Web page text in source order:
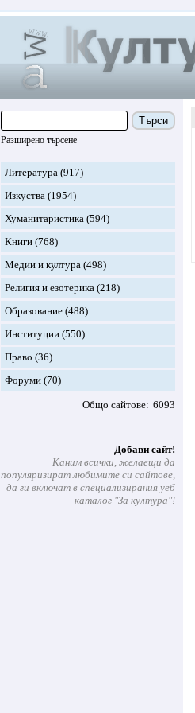
Търси
Разширено търсене
Литература (917)
Изкуства (1954)
Хуманитаристика (594)
Книги (768)
Медии и култура (498)
Религия и езотерика (218)
Образование (488)
Институции (550)
Право (36)
Форуми (70)
Общо сайтове 6093
Добави сайт!
Каним всички, желаещи да
популяризират любимите си сайтове,
да ги включат в специализирания уеб
каталог "За култура"!